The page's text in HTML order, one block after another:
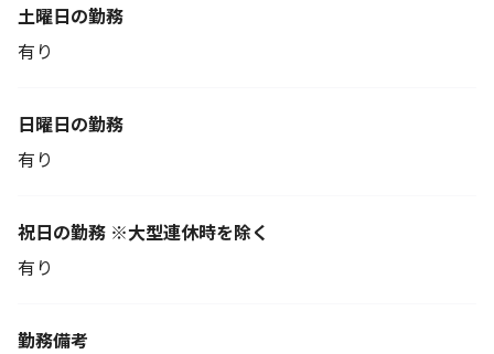
土曜日の勤務
有り
日曜日の勤務
有り
祝日の勤務 ※大型連休時を除く
有り
勤務備考